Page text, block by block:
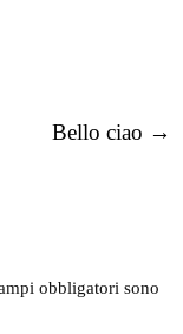
Bello ciao →
obbligatori sono